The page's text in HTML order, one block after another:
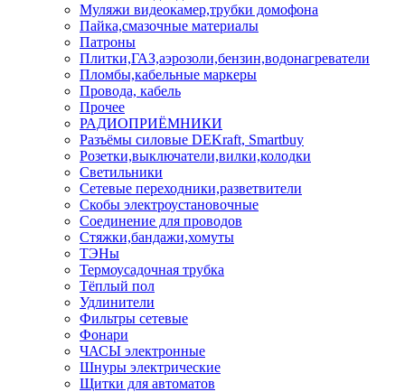
Муляжи видеокамер,трубки домофона
Пайка,смазочные материалы
Патроны
Плитки,ГАЗ,аэрозоли,бензин,водонагреватели
Пломбы,кабельные маркеры
Провода, кабель
Прочее
РАДИОПРИЁМНИКИ
Разъёмы силовые DEKraft, Smartbuy
Розетки,выключатели,вилки,колодки
Светильники
Сетевые переходники,разветвители
Скобы электроустановочные
Соединение для проводов
Стяжки,бандажи,хомуты
ТЭНы
Термоусадочная трубка
Тёплый пол
Удлинители
Фильтры сетевые
Фонари
ЧАСЫ электронные
Шнуры электрические
Щитки для автоматов